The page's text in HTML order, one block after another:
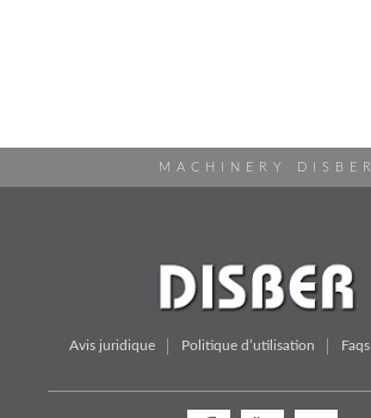
MACHINERY DISBER
Avis juridique Politique d’utilisation Faqs